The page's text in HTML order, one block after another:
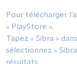
Pour télécharger
« PlayStore ».
Tapez « Sibra »
sélectionnez «